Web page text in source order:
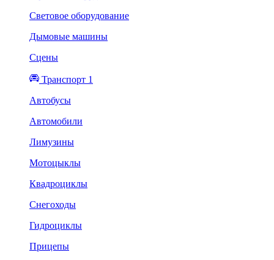
Световое оборудование
Дымовые машины
Сцены
Транспорт 1
Автобусы
Автомобили
Лимузины
Мотоцыклы
Квадроциклы
Снегоходы
Гидроциклы
Прицепы